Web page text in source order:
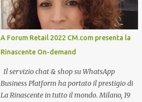
A Forum Retail 2022 CM.com presenta la
Rinascente On-demand
Il servizio chat & shop su WhatsApp
Business Platform ha portato il prestigio di
La Rinascente in tutto il mondo. Milano, 19